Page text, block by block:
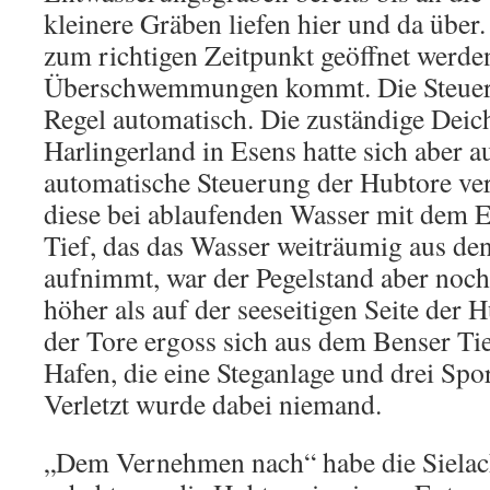
kleinere Gräben liefen hier und da
zum richtigen Zeitpunkt geöffnet
Überschwemmungen kommt. Die
Regel automatisch. Die zuständige
Harlingerland in Esens hatte sich aber
automatische Steuerung der Hubtore
diese bei ablaufenden Wasser mit dem
Tief, das das Wasser weiträumig aus
aufnimmt, war der Pegelstand aber
höher als auf der seeseitigen Seite der
der Tore ergoss sich aus dem Benser
Hafen, die eine Steganlage und drei
Verletzt wurde dabei niemand.
„Dem Vernehmen nach“ habe die